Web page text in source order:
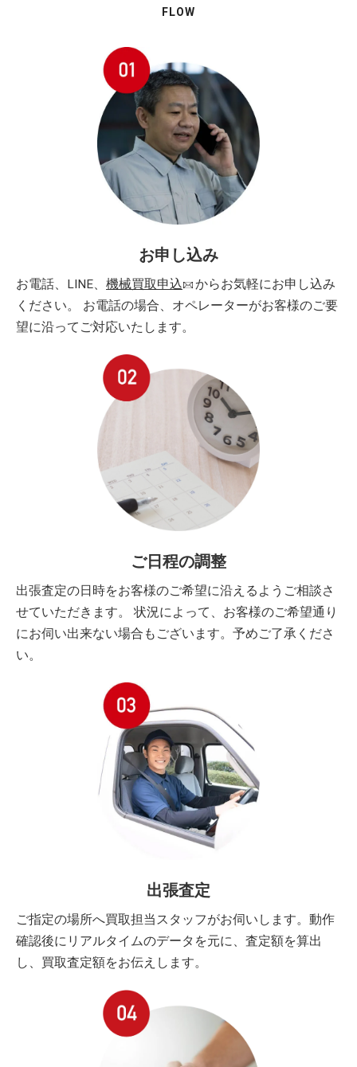
FLOW
お申し込み
お電話、LINE、 機械買取申込
からお気軽にお申し込み
ください。 お電話の場合、オペレーターがお客様のご要
望に沿ってご対応いたします。
ご日程の調整
出張査定の日時をお客様のご希望に沿えるようご相談さ
せていただきます。 状況によって、お客様のご希望通り
にお伺い出来ない場合もございます。予めご了承くださ
い。
出張査定
ご指定の場所へ買取担当スタッフがお伺いします。動作
確認後にリアルタイムのデータを元に、査定額を算出
し、買取査定額をお伝えします。